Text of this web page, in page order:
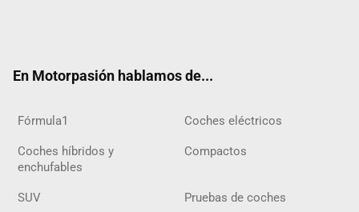
En Motorpasión hablamos de...
Fórmula1 Coches eléctricos
Coches híbridos y
enchufables
Compactos
SUV Pruebas de coches